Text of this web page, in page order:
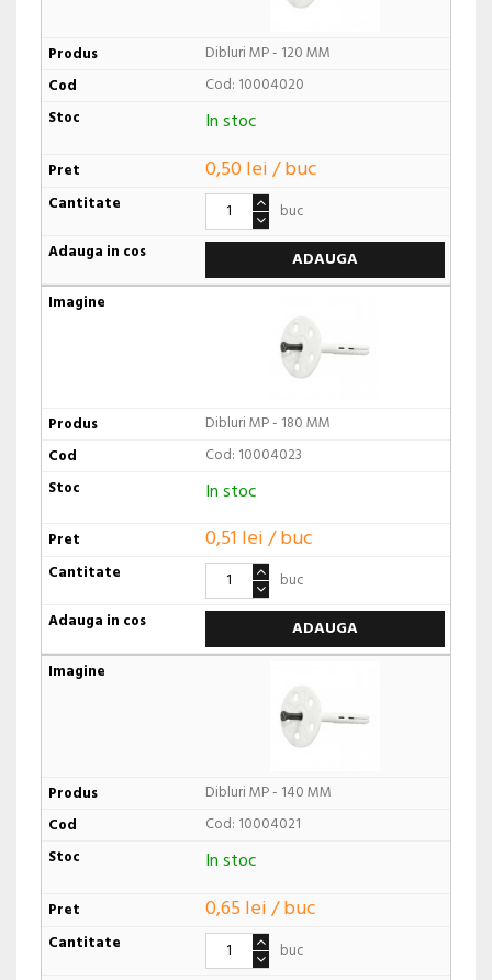
Dibluri MP - 120 MM
Cod: 10004020
In stoc
0,50 lei / buc
buc
ADAUGA
Dibluri MP - 180 MM
Cod: 10004023
In stoc
0,51 lei / buc
buc
ADAUGA
Dibluri MP - 140 MM
Cod: 10004021
In stoc
0,65 lei / buc
buc